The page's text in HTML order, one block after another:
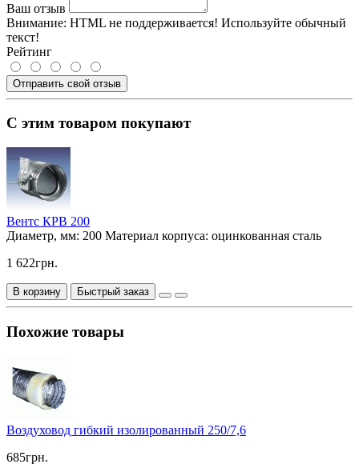
Ваш отзыв
Внимание: HTML не поддерживается! Используйте обычный
текст!
Рейтинг
Отправить свой отзыв
С этим товаром покупают
Вентс КРВ 200
Диаметр, мм: 200 Материал корпуса: оцинкованная сталь
1 622грн.
В корзину Быстрый заказ
Похожие товары
Воздуховод гибкий изолированный 250/7,6
685грн.